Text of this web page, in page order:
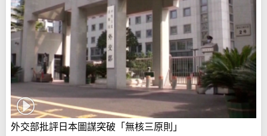
外交部批評日本圖謀突破「無核三原則」